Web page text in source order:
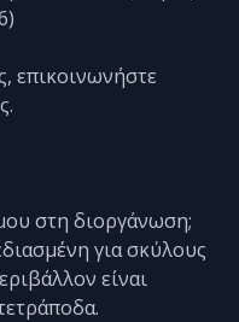
επικοινωνήστε
στη διοργάνωση;
για σκύλους
είναι